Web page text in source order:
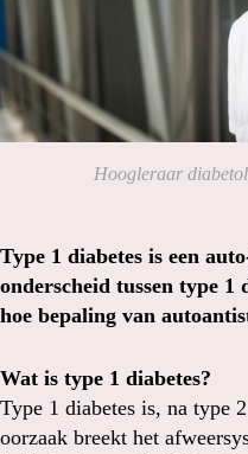
Hoogleraar
Type 1 diabetes is een
onderscheid tussen type
hoe bepaling van
Wat is type 1 diabetes?
Type 1 diabetes is, na type
oorzaak breekt het